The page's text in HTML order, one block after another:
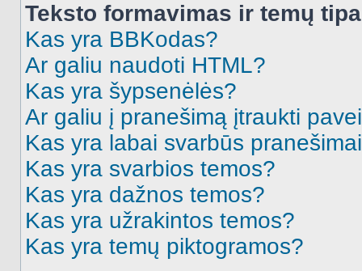
Teksto formavimas ir temų
Kas yra BBKodas?
Ar galiu naudoti HTML?
Kas yra šypsenėlės?
Ar galiu į pranešimą įtraukti
Kas yra labai svarbūs
Kas yra svarbios temos?
Kas yra dažnos temos?
Kas yra užrakintos temos?
Kas yra temų piktogramos?